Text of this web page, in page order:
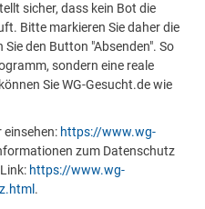
sicher, dass kein Bot die
Bitte markieren Sie daher die
den Button "Absenden". So
sondern eine reale
Sie WG-Gesucht.de wie
einsehen: https://www.wg-
zum Datenschutz
https://www.wg-
.